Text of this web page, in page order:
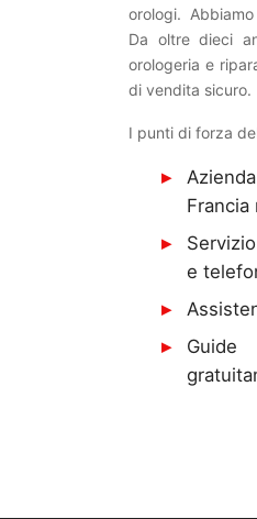
orologi.
Da oltre dieci
orologeria e
di vendita sicuro.
I punti di forza
e
Guide